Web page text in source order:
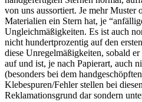
von uns aussortiert. Je mehr Muster
Materialien ein Stern hat, je
Ungleichmäßigkeiten. Es ist auch
nicht hundertprozentig auf den
diese Unregelmäßigkeiten, sobald
auf und ist, je nach Papierart, auch
(besonders bei dem
Klebespuren/Fehler stellen bei
Reklamationsgrund dar sondern